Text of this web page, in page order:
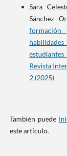
Sara
Sánchez
Revista
2 (2025)
También puede
este artículo.